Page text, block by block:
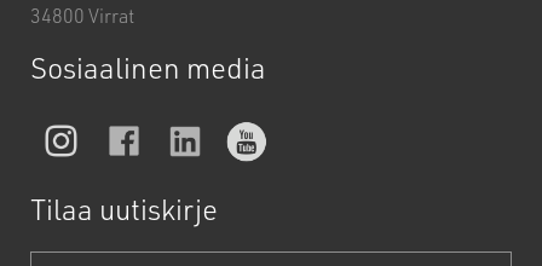
34800 Virrat
Sosiaalinen media
Tilaa uutiskirje